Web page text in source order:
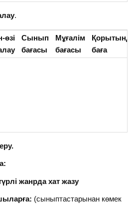
.
өзі
Сынып
бағасы
Мұғалім
бағасы
баға
жанрда хат жазу
(сыныптастарынан көмек